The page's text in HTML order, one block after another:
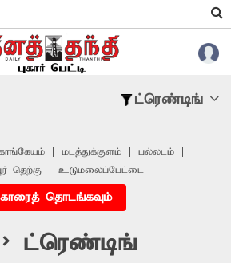
ட்ரெண்டிங்
மடத்துக்குளம்
பல்லடம்
தெற்கு உடுமலைப்பேட்டை
தொடங்கவும்
ட்ரெண்டிங்